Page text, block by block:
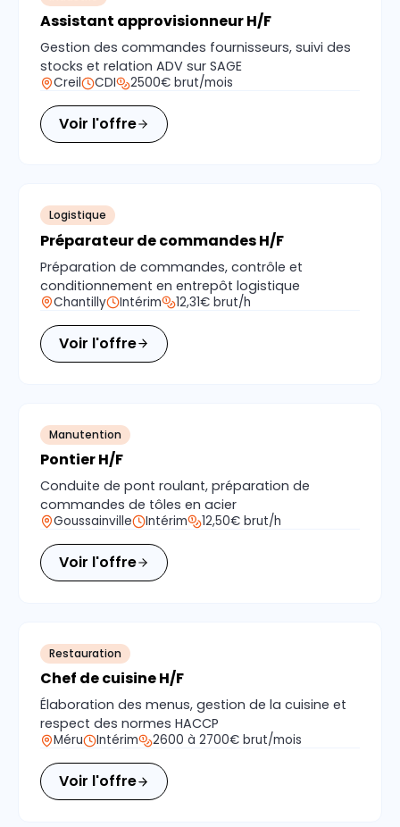
Assistant approvisionneur H/F
Gestion des commandes fournisseurs, suivi des
stocks et relation ADV sur SAGE
Creil CDI 2500€ brut/mois
Voir l'offre
Logistique
Préparateur de commandes H/F
Préparation de commandes, contrôle et
conditionnement en entrepôt logistique
Chantilly Intérim 12,31€ brut/h
Voir l'offre
Manutention
Pontier H/F
Conduite de pont roulant, préparation de
commandes de tôles en acier
Goussainville Intérim 12,50€ brut/h
Voir l'offre
Restauration
Chef de cuisine H/F
Élaboration des menus, gestion de la cuisine et
respect des normes HACCP
Méru Intérim 2600 à 2700€ brut/mois
Voir l'offre